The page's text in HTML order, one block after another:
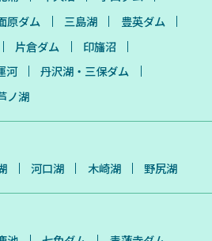
原ダム 三島湖
豊英ダム
片倉ダム
印旛沼
河
丹沢湖・三保ダム
ノ湖
河口湖 木崎湖 野尻湖